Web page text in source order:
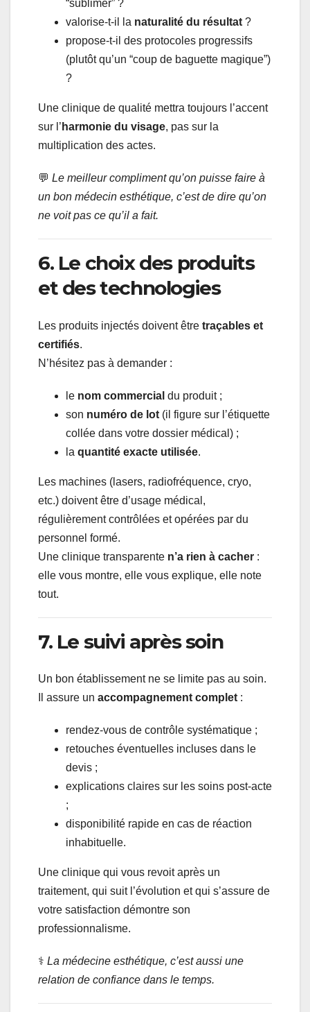
“sublimer” ?
valorise-t-il la naturalité du résultat ?
propose-t-il des protocoles progressifs
(plutôt qu’un “coup de baguette magique”)
?
Une clinique de qualité mettra toujours l’accent
sur l’ harmonie du visage, pas sur la
multiplication des actes.
💬 Le meilleur compliment qu’on puisse faire à
un bon médecin esthétique, c’est de dire qu’on
ne voit pas ce qu’il a fait.
6. Le choix des produits
et des technologies
Les produits injectés doivent être traçables et
certifiés.
N’hésitez pas à demander :
le nom commercial du produit ;
son numéro de lot (il figure sur l’étiquette
collée dans votre dossier médical) ;
la quantité exacte utilisée.
Les machines (lasers, radiofréquence, cryo,
etc.) doivent être d’usage médical,
régulièrement contrôlées et opérées par du
personnel formé.
Une clinique transparente n’a rien à cacher :
elle vous montre, elle vous explique, elle note
tout.
7. Le suivi après soin
Un bon établissement ne se limite pas au soin.
Il assure un accompagnement complet :
rendez-vous de contrôle systématique ;
retouches éventuelles incluses dans le
devis ;
explications claires sur les soins post-acte
;
disponibilité rapide en cas de réaction
inhabituelle.
Une clinique qui vous revoit après un
traitement, qui suit l’évolution et qui s’assure de
votre satisfaction démontre son
professionnalisme.
⚕️ La médecine esthétique, c’est aussi une
relation de confiance dans le temps.